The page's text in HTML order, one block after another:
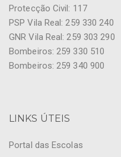
Protecção Civil: 117
PSP Vila Real: 259 330 240
GNR Vila Real: 259 303 290
Bombeiros: 259 330 510
Bombeiros: 259 340 900
LINKS ÚTEIS
Portal das Escolas